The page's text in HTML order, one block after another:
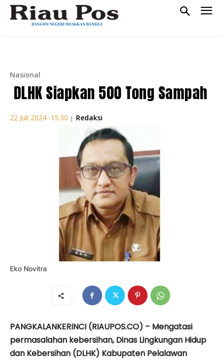
Nasional
DLHK Siapkan 500 Tong Sampah
22 Juli 2024 -15:30 | Redaksi
Eko Novitra
PANGKALANKERINCI (RIAUPOS.CO) – Mengatasi
permasalahan kebersihan, Dinas Lingkungan Hidup
dan Kebersihan (DLHK) Kabupaten Pelalawan